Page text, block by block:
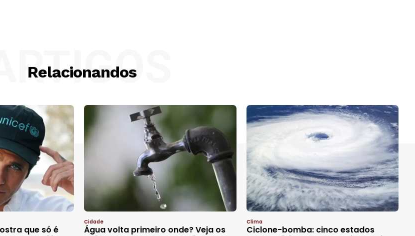
Relacionandos
ARTIGOS
que só é
Cidade
Água volta primeiro onde? Veja os
Clima
Ciclone-bomba: cinco estados